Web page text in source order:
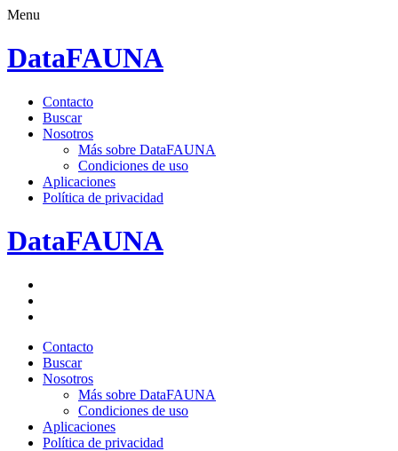
Menu
DataFAUNA
Saltar
contenido.
Contacto
Buscar
Nosotros
Más sobre DataFAUNA
Condiciones de uso
Aplicaciones
Política de privacidad
DataFAUNA
Saltar
contenido.
Contacto
Buscar
Nosotros
Más sobre DataFAUNA
Condiciones de uso
Aplicaciones
Política de privacidad